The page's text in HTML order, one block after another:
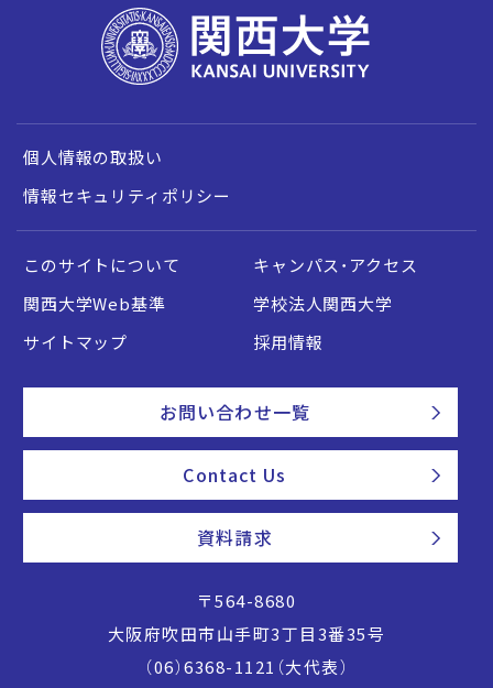
個人情報の取扱い
情報セキュリティポリシー
このサイトについて
キャンパス・アクセス
関西大学Web基準
学校法人関西大学
サイトマップ
採用情報
お問い合わせ一覧
Contact Us
資料請求
〒564-8680
大阪府吹田市山手町3丁目3番35号
（06）6368-1121（大代表）